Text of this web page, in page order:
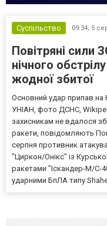
Суспільство 09:34, 5
Повітряні сили
нічного
жодної збитої
Основний удар припав на
УНІАН, фото ДСНС,
захисникам не вдалося
ракети, повідомляють
серпня противник
"Циркон/Онікс" із
ракетами "Іскандер-М/С-
ударними БпЛА типу